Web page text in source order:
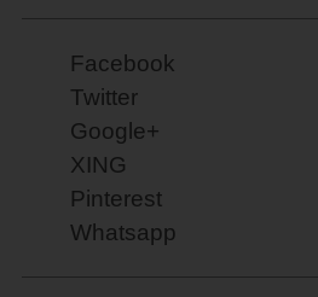
Facebook
Twitter
Google+
XING
Pinterest
Whatsapp